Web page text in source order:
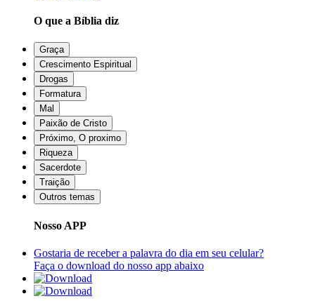
O que a Bíblia diz
Graça
Crescimento Espiritual
Drogas
Formatura
Mal
Paixão de Cristo
Próximo, O proximo
Riqueza
Sacerdote
Traição
Outros temas
Nosso APP
Gostaria de receber a palavra do dia em seu celular?
Faça o download do nosso app abaixo